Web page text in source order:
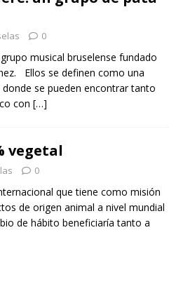
0
musical bruselense fundado
Ellos se definen como una
se pueden encontrar tanto
con […]
vegetal
0
que tiene como misión
de origen animal a nivel mundial
de hábito beneficiaría tanto a